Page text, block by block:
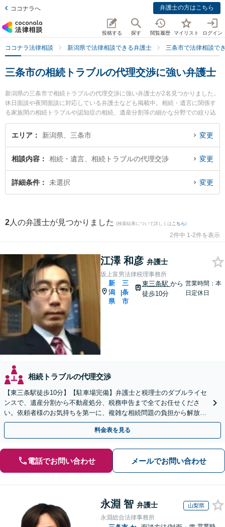
ココナラへ 弁護士の方はこちら
投稿する 探す 閲覧履歴 マイリスト ログイン
ココナラ法律相談 新潟県で法律相談できる弁護士 三条市で法律相談で
三条市の相続トラブルの代理交渉に強い弁護士
新潟県の三条市で相続トラブルの代理交渉に強い弁護士が2名見つかりました。
休日面談や夜間面談に対応している弁護士なども掲載中。相続・遺言に関係す
る家族間の相続トラブルや認知症の相続、遺産分割等の細かな分野での絞り込
み検索もでき便利です。特に坂上富男法律税理事務所の江澤 和彦弁護士や弁護
士法人一新総合法律事務所 燕三条事務所の海津 諭弁護士のプロフィール情報や
ラブルの代理交渉のトラブル解決の実績豊富な近くの弁護士を検索したい』
『初回相談無料で相続トラブルの代理交渉を法律相談できる三条市内の弁護士
に相談予約したい』などでお困りの相談者さんにおすすめです。
エリア 新潟県、三条市 変更
相談内容 相続・遺言、相続トラブルの代理交渉 変更
詳細条件 未選択 変更
2 人の弁護士が見つかりました (検索結果について詳しくは こちら)
2件中 1-2件を表示
江澤 和彦 弁護士
坂上富男法律税理事務所
新
潟
県
|
三
条
市
東三条駅 から
徒歩10分
営業時間：本
日定休日
相続トラブルの代理交渉
【東三条駅徒歩10分】【駐車場完備】弁護士と税理士のダブルライセ
ンスで、遺産分割から不動産処分、税務申告まで全てお任せくださ
い。依頼者様のお気持ちを第一に、複雑な相続問題の負担から解放さ
れ、心からの笑顔を取り戻せるよう尽力します。
料金表を見る
電話でお問い合わせ メールでお問い合わせ
永淵 智 弁護士 山梨県
永淵総合法律事務所